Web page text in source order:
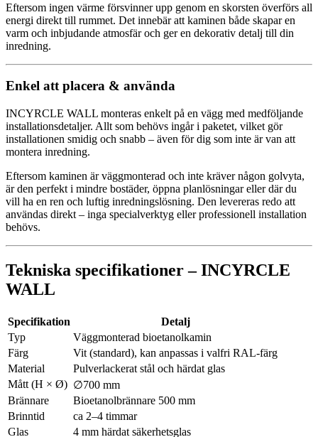
Eftersom ingen värme försvinner upp genom en skorsten överförs all
energi direkt till rummet. Det innebär att kaminen både skapar en
varm och inbjudande atmosfär och ger en dekorativ detalj till din
inredning.
Enkel att placera & använda
INCYRCLE WALL monteras enkelt på en vägg med medföljande
installationsdetaljer. Allt som behövs ingår i paketet, vilket gör
installationen smidig och snabb – även för dig som inte är van att
montera inredning.
Eftersom kaminen är väggmonterad och inte kräver någon golvyta,
är den perfekt i mindre bostäder, öppna planlösningar eller där du
vill ha en ren och luftig inredningslösning. Den levereras redo att
användas direkt – inga specialverktyg eller professionell installation
behövs.
Tekniska specifikationer – INCYRCLE
WALL
Specifikation
Detalj
Typ
Väggmonterad bioetanolkamin
Färg
Vit (standard), kan anpassas i valfri RAL‑färg
Material
Pulverlackerat stål och härdat glas
Mått (H × Ø) ∅700 mm
Brännare
Bioetanolbrännare 500 mm
Brinntid
ca 2–4 timmar
Glas
4 mm härdat säkerhetsglas